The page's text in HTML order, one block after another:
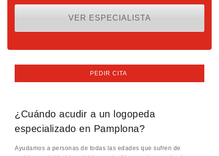
VER ESPECIALISTA
PEDIR CITA
¿Cuándo acudir a un logopeda
especializado en Pamplona?
Ayudamos a personas de todas las edades que sufren de